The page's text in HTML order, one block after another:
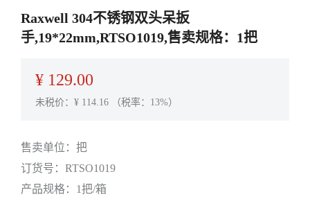
Raxwell 304不锈钢双头呆扳
手,19*22mm,RTSO1019,售卖规格：1把
¥ 129.00
未税价：¥ 114.16 （税率：13%）
售卖单位： 把
订货号： RTSO1019
产品规格： 1把/箱